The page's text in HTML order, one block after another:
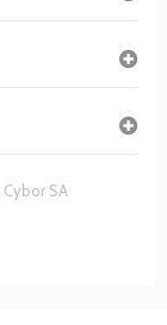
Cybor SA